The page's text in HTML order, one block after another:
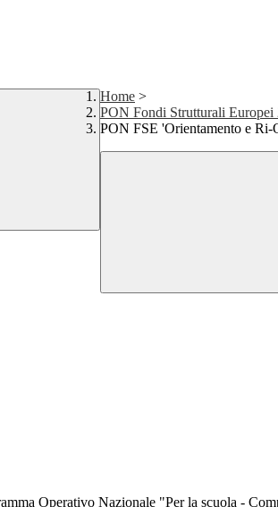
Home >
PON Fondi Strutturali Europei
PON FSE 'Orientamento e Ri-
Operativo Nazionale "Per la scuola -